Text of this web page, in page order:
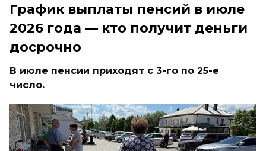
График выплаты пенсий в июле
2026 года — кто получит деньги
досрочно
В июле пенсии приходят с 3-го по 25-е
число.